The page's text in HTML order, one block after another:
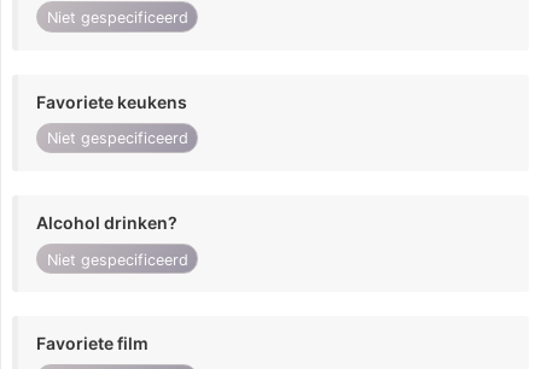
Niet gespecificeerd
Favoriete keukens
Niet gespecificeerd
Alcohol drinken?
Niet gespecificeerd
Favoriete film